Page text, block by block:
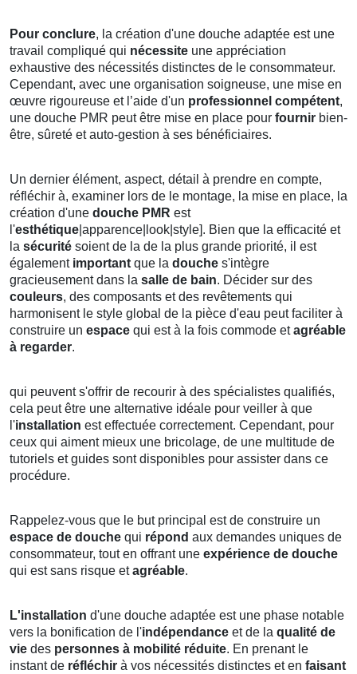
Pour conclure, la création d'une douche adaptée est une
travail compliqué qui nécessite une appréciation
exhaustive des nécessités distinctes de le consommateur.
Cependant, avec une organisation soigneuse, une mise en
œuvre rigoureuse et l’aide d'un professionnel compétent,
une douche PMR peut être mise en place pour fournir bien-
être, sûreté et auto-gestion à ses bénéficiaires.
Un dernier élément, aspect, détail à prendre en compte,
réfléchir à, examiner lors de le montage, la mise en place, la
création d'une douche PMR est
l'esthétique |apparence|look|style]. Bien que la efficacité et
la sécurité soient de la de la plus grande priorité, il est
également important que la douche s'intègre
gracieusement dans la salle de bain. Décider sur des
couleurs, des composants et des revêtements qui
harmonisent le style global de la pièce d'eau peut faciliter à
construire un espace qui est à la fois commode etagréable
à regarder.
qui peuvent s'offrir de recourir à des spécialistes qualifiés,
cela peut être une alternative idéale pour veiller à que
l'installation est effectuée correctement. Cependant, pour
ceux qui aiment mieux une bricolage, de une multitude de
tutoriels et guides sont disponibles pour assister dans ce
procédure.
Rappelez-vous que le but principal est de construire un
espace de douche qui répond aux demandes uniques de
consommateur, tout en offrant une expérience de douche
qui est sans risque etagréable.
L'installation d'une douche adaptée est une phase notable
vers la bonification de l'indépendance et de la qualité de
vie des personnes à mobilité réduite. En prenant le
instant de réfléchir à vos nécessités distinctes et en faisant